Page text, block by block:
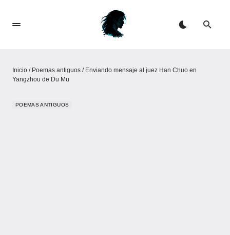
Inicio / Poemas antiguos / Enviando mensaje al juez Han Chuo en
Yangzhou de Du Mu
POEMAS ANTIGUOS